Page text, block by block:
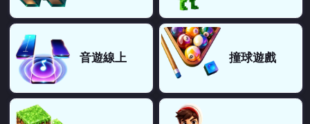
音遊線上 撞球遊戲